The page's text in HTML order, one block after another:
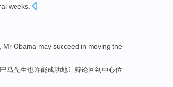
weeks
Mr Obama may succeed in moving the
巴马先生也许能成功地让辩论回到中心位